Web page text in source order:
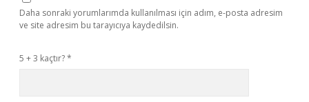
Daha sonraki yorumlarımda kullanılması için adım, e-posta adresim
ve site adresim bu tarayıcıya kaydedilsin.
5 + 3 kaçtır?*